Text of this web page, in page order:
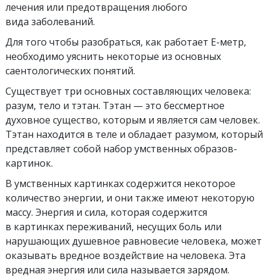
лечения или предотвращения любого
вида заболеваний.
Для того чтобы разобраться, как работает Е-метр,
необходимо уяснить некоторые из основных
саентологических понятий.
Существует три основных составляющих человека:
разум, тело и тэтан. Тэтан — это бессмертное
духовное существо, которым и является сам человек.
Тэтан находится в теле и обладает разумом, который
представляет собой набор умственных образов-
картинок.
В умственных картинках содержится некоторое
количество энергии, и они также имеют некоторую
массу. Энергия и сила, которая содержится
в картинках переживаний, несущих боль или
нарушающих душевное равновесие человека, может
оказывать вредное воздействие на человека. Эта
вредная энергия или сила называется зарядом.